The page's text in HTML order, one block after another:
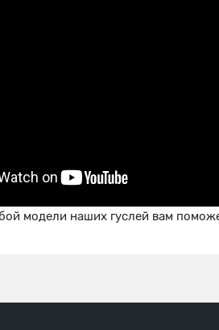
модели наших гуслей вам